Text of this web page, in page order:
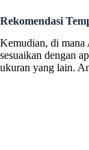
Rekomendasi
Kemudian, di mana
sesuaikan dengan
ukuran yang lain.